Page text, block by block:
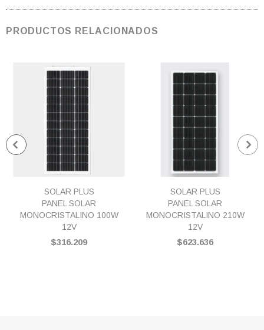
PRODUCTOS RELACIONADOS
SOLAR PLUS
PANEL SOLAR
MONOCRISTALINO 100W
12V
$316.209
SOLAR PLUS
PANEL SOLAR
MONOCRISTALINO 210W
12V
$623.636